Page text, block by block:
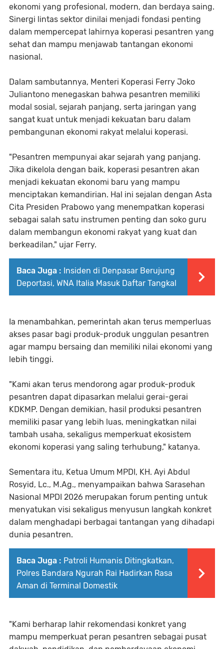
ekonomi yang profesional, modern, dan berdaya saing.
Sinergi lintas sektor dinilai menjadi fondasi penting
dalam mempercepat lahirnya koperasi pesantren yang
sehat dan mampu menjawab tantangan ekonomi
nasional.
Dalam sambutannya, Menteri Koperasi Ferry Joko
Juliantono menegaskan bahwa pesantren memiliki
modal sosial, sejarah panjang, serta jaringan yang
sangat kuat untuk menjadi kekuatan baru dalam
pembangunan ekonomi rakyat melalui koperasi.
"Pesantren mempunyai akar sejarah yang panjang.
Jika dikelola dengan baik, koperasi pesantren akan
menjadi kekuatan ekonomi baru yang mampu
menciptakan kemandirian. Hal ini sejalan dengan Asta
Cita Presiden Prabowo yang menempatkan koperasi
sebagai salah satu instrumen penting dan soko guru
dalam membangun ekonomi rakyat yang kuat dan
berkeadilan," ujar Ferry.
Baca Juga : Insiden di Denpasar Berujung
Deportasi, WNA Italia Masuk Daftar Tangkal
Ia menambahkan, pemerintah akan terus memperluas
akses pasar bagi produk-produk unggulan pesantren
agar mampu bersaing dan memiliki nilai ekonomi yang
lebih tinggi.
"Kami akan terus mendorong agar produk-produk
pesantren dapat dipasarkan melalui gerai-gerai
KDKMP. Dengan demikian, hasil produksi pesantren
memiliki pasar yang lebih luas, meningkatkan nilai
tambah usaha, sekaligus memperkuat ekosistem
ekonomi koperasi yang saling terhubung," katanya.
Sementara itu, Ketua Umum MPDI, KH. Ayi Abdul
Rosyid, Lc., M.Ag., menyampaikan bahwa Sarasehan
Nasional MPDI 2026 merupakan forum penting untuk
menyatukan visi sekaligus menyusun langkah konkret
dalam menghadapi berbagai tantangan yang dihadapi
dunia pesantren.
Baca Juga : Patroli Humanis Ditingkatkan,
Polres Bandara Ngurah Rai Hadirkan Rasa
Aman di Terminal Domestik
"Kami berharap lahir rekomendasi konkret yang
mampu memperkuat peran pesantren sebagai pusat